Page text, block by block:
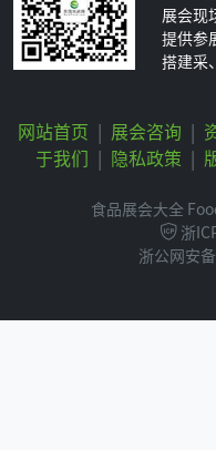
展会现
提供参
搭建采
网站首页 | 展会咨询 |
于我们 | 隐私政策 |
食品展会大全
浙
浙公网安